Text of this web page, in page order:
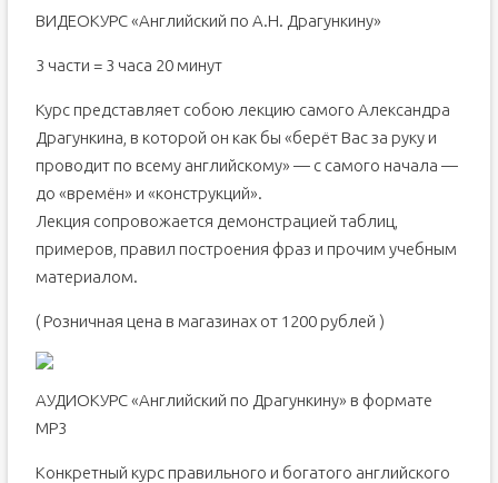
ВИДЕОКУРС «Английский по А.Н. Драгункину»
3 части = 3 часа 20 минут
Курс представляет собою лекцию самого Александра
Драгункина, в которой он как бы «берёт Вас за руку и
проводит по всему английскому» — с самого начала —
до «времён» и «конструкций».
Лекция сопровожается демонстрацией таблиц,
примеров, правил построения фраз и прочим учебным
материалом.
( Розничная цена в магазинах от 1200 рублей )
АУДИОКУРС «Английский по Драгункину» в формате
МР3
Конкретный курс правильного и богатого английского